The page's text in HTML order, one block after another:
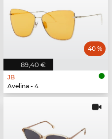
89,40 €
40 %
JB
Avelina - 4